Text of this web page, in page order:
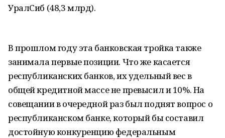
УралСиб (48,3 млрд).
В прошлом году эта банковская тройка также
занимала первые позиции. Что же касается
республиканских банков, их удельный вес в
общей кредитной массе не превысил и 10%. На
совещании в очередной раз был поднят вопрос о
республиканском банке, который бы составил
достойную конкуренцию федеральным